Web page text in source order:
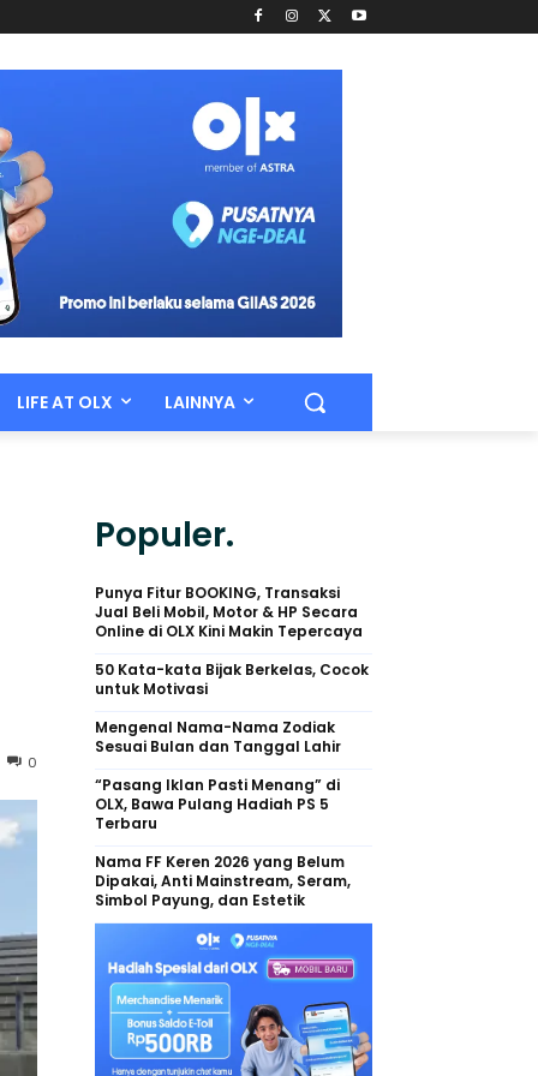
LIFE AT OLX LAINNYA
0
Populer.
Punya Fitur BOOKING, Transaksi
Jual Beli Mobil, Motor & HP Secara
Online di OLX Kini Makin Tepercaya
50 Kata-kata Bijak Berkelas, Cocok
untuk Motivasi
Mengenal Nama-Nama Zodiak
Sesuai Bulan dan Tanggal Lahir
“Pasang Iklan Pasti Menang” di
OLX, Bawa Pulang Hadiah PS 5
Terbaru
Nama FF Keren 2026 yang Belum
Dipakai, Anti Mainstream, Seram,
Simbol Payung, dan Estetik